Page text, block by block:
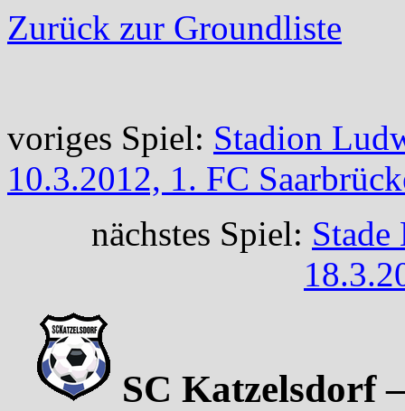
Zurück zur Groundliste
voriges Spiel: Stadion
10.3.2012, 1. FC
nächstes Spiel:
SC Katzelsdorf